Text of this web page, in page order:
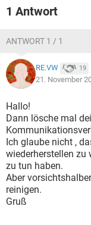
1 Antwort
ANTWORT 1 / 1
RE.VW 19
21. November
Hallo!
Dann lösche mal
Ich glaube nicht ,
wiederherstellen zu
zu tun haben.
Aber
reinigen.
Gruß